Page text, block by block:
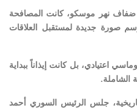
ضفاف نهر موسكو، كانت المصافحة
صورة جديدة لمستقبل العلاقات
اعتيادي، بل كانت إيذاناً ببداية
الشاملة.
جلس الرئيس السوري أحمد